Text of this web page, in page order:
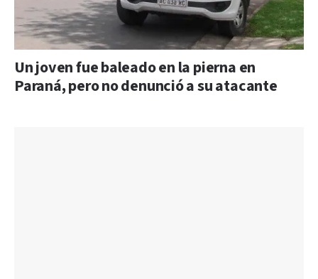
Un joven fue baleado en la pierna en
Paraná, pero no denunció a su atacante